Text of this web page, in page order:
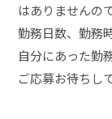
はありませんの
勤務日数、勤務
自分にあった勤
ご応募お待ちし